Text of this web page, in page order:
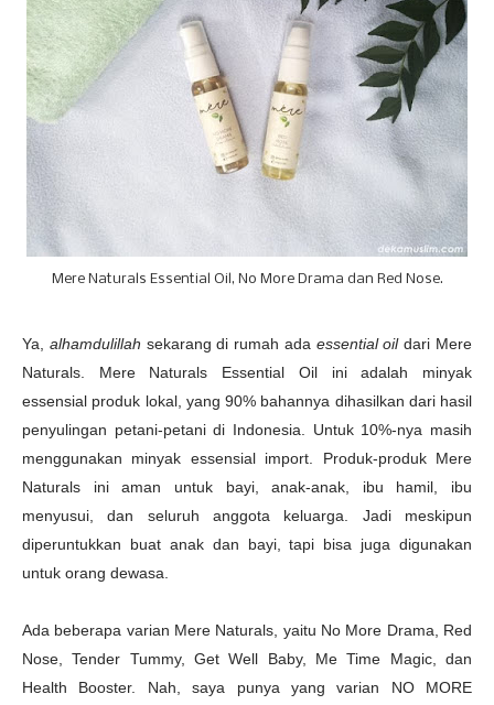
Mere Naturals Essential Oil, No More Drama dan Red Nose.
Ya, alhamdulillah sekarang di rumah ada essential oildari Mere
Naturals. Mere Naturals Essential Oil ini adalah minyak
essensial produk lokal, yang 90% bahannya dihasilkan dari hasil
penyulingan petani-petani di Indonesia. Untuk 10%-nya masih
menggunakan minyak essensial import. Produk-produk Mere
Naturals ini aman untuk bayi, anak-anak, ibu hamil, ibu
menyusui, dan seluruh anggota keluarga. Jadi meskipun
diperuntukkan buat anak dan bayi, tapi bisa juga digunakan
untuk orang dewasa.
Ada beberapa varian Mere Naturals, yaitu No More Drama, Red
Nose, Tender Tummy, Get Well Baby, Me Time Magic, dan
Health Booster. Nah, saya punya yang varian NO MORE